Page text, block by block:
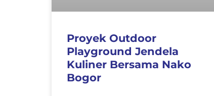
Proyek Outdoor
Playground Jendela
Kuliner Bersama Nako
Bogor